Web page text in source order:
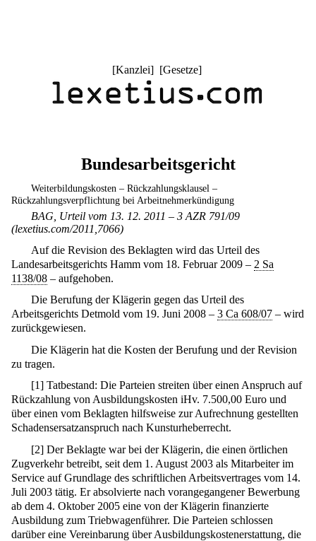
[Kanzlei] [Gesetze]
Bundesarbeitsgericht
Weiterbildungskosten – Rückzahlungsklausel –
Rückzahlungsverpflichtung bei Arbeitnehmerkündigung
BAG, Urteil vom 13. 12. 2011 – 3 AZR 791/09
(lexetius.com/2011,7066)
Auf die Revision des Beklagten wird das Urteil des
Landesarbeitsgerichts Hamm vom 18. Februar 2009 – 2 Sa
1138/08 – aufgehoben.
Die Berufung der Klägerin gegen das Urteil des
Arbeitsgerichts Detmold vom 19. Juni 2008 – 3 Ca 608/07 – wird
zurückgewiesen.
Die Klägerin hat die Kosten der Berufung und der Revision
zu tragen.
[1] Tatbestand: Die Parteien streiten über einen Anspruch auf
Rückzahlung von Ausbildungskosten iHv. 7.500,00 Euro und
über einen vom Beklagten hilfsweise zur Aufrechnung gestellten
Schadensersatzanspruch nach Kunsturheberrecht.
[2] Der Beklagte war bei der Klägerin, die einen örtlichen
Zugverkehr betreibt, seit dem 1. August 2003 als Mitarbeiter im
Service auf Grundlage des schriftlichen Arbeitsvertrages vom 14.
Juli 2003 tätig. Er absolvierte nach vorangegangener Bewerbung
ab dem 4. Oktober 2005 eine von der Klägerin finanzierte
Ausbildung zum Triebwagenführer. Die Parteien schlossen
darüber eine Vereinbarung über Ausbildungskostenerstattung, die